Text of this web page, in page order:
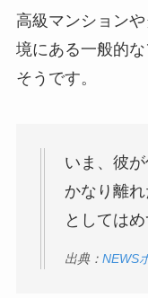
高級マンション
境にある一般的
そうです。
いま、彼
かなり離
としては
出典： NEWS